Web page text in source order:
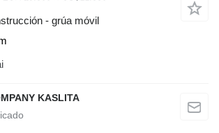
- grúa móvil
KASLITA